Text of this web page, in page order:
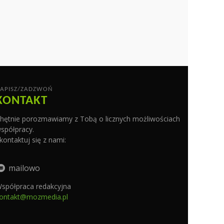
ZADZWOŃ
porozmawiamy z Tobą o licznych możliwościach
się z nami:
mailowo
redakcyjna